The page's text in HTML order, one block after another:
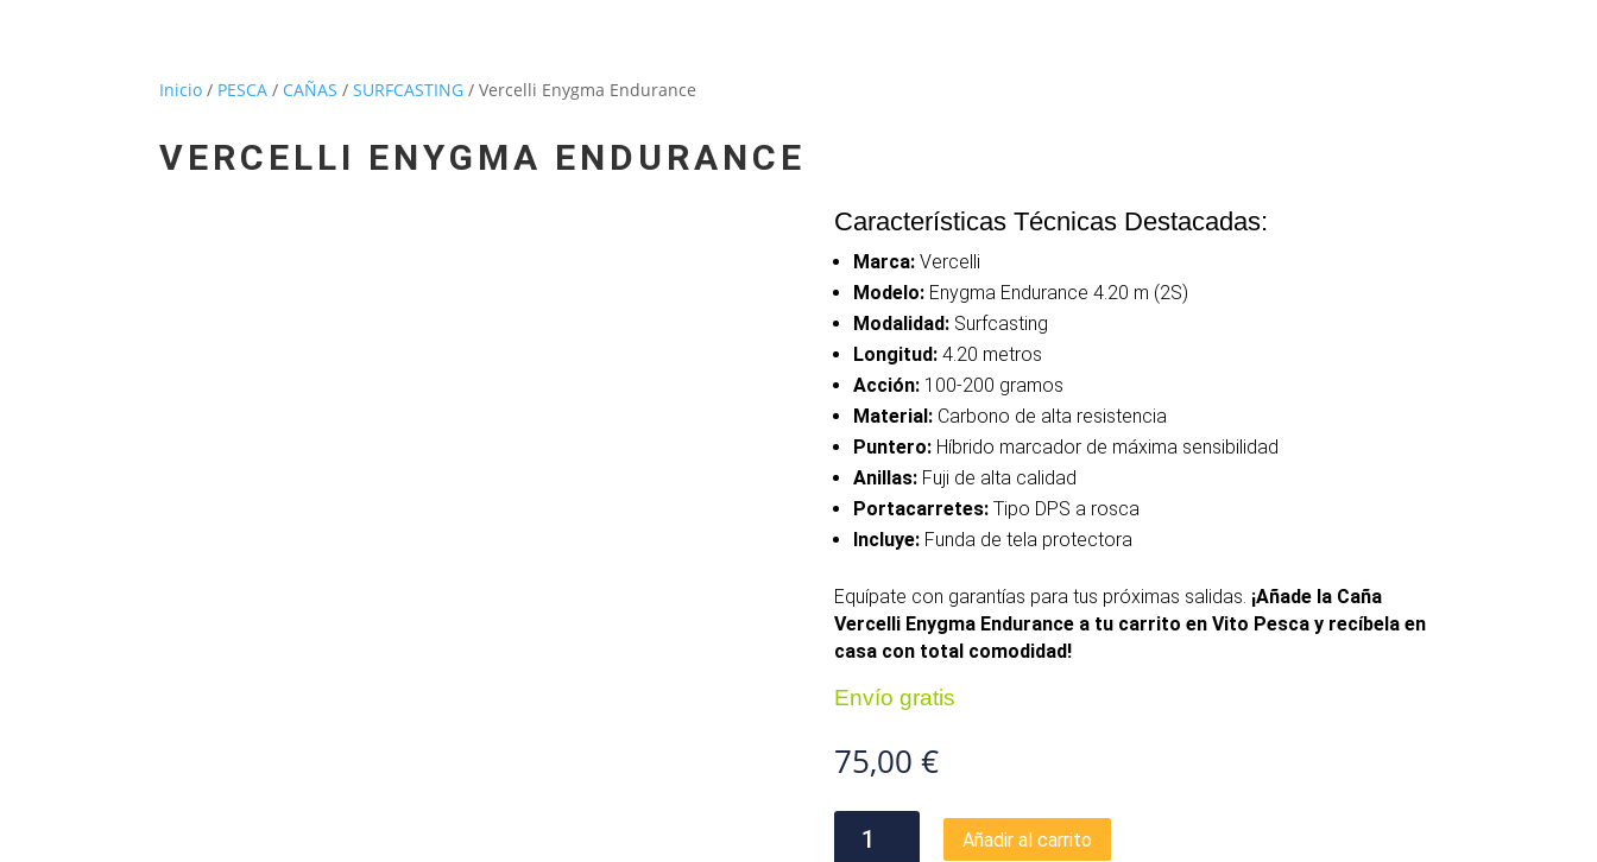
Inicio / PESCA / CAÑAS /SURFCASTING / Vercelli Enygma Endurance
VERCELLI ENYGMA ENDURANCE
Características Técnicas Destacadas:
Marca:Vercelli
Modelo:Enygma Endurance 4.20 m (2S)
Modalidad:Surfcasting
Longitud:4.20 metros
Acción:100-200 gramos
Material:Carbono de alta resistencia
Puntero:Híbrido marcador de máxima sensibilidad
Anillas:Fuji de alta calidad
Portacarretes:Tipo DPS a rosca
Incluye:Funda de tela protectora
Equípate con garantías para tus próximas salidas. ¡Añade la Caña
Vercelli Enygma Endurance a tu carrito en Vito Pesca y recíbela en
casa con total comodidad!
Envío gratis
75,00 €
Enygma
Añadir al carrito